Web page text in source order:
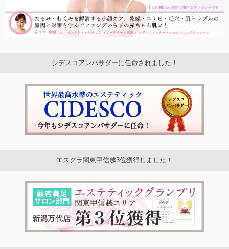
シデスコアンバサダーに任命されました！
エスグラ関東甲信越3位獲得しました！